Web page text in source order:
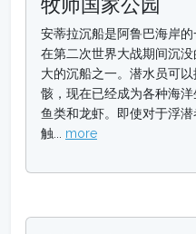
安蒂拉沉船是阿鲁巴海岸
在第二次世界大战期间沉
大的沉船之一。潜水员可
骸，现在已经成为各种海
鱼类和龙虾。即使对于浮
触... more